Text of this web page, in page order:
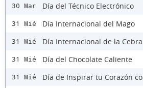
30 Mar Día del Técnico Electrónico
31 Mié Día Internacional del Mago
31 Mié Día Internacional de la Cebra
31 Mié Día del Chocolate Caliente
31 Mié Día de Inspirar tu Corazón